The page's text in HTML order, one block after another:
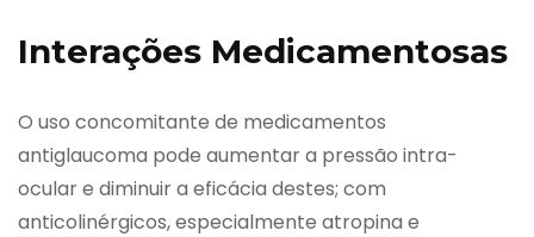
Interações Medicamentosas
O uso concomitante de medicamentos
antiglaucoma pode aumentar a pressão intra-
ocular e diminuir a eficácia destes; com
anticolinérgicos, especialmente atropina e